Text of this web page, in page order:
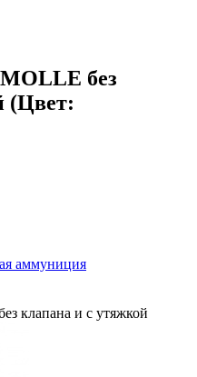
без
(Цвет:
аммуниция
клапана и с утяжкой